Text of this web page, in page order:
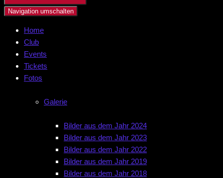
Navigation umschalten
Home
Club
Events
Tickets
Fotos
Galerie
Bilder aus dem Jahr 2024
Bilder aus dem Jahr 2023
Bilder aus dem Jahr 2022
Bilder aus dem Jahr 2019
Bilder aus dem Jahr 2018